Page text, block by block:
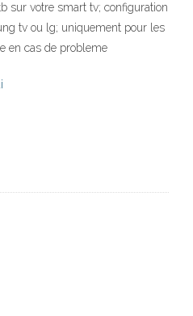
sur votre smart tv; configuration
tv ou lg; uniquement pour les
en cas de probleme